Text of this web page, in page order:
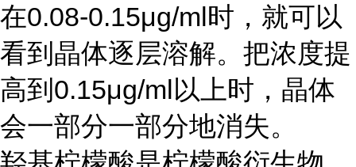
在0.08-0.15μg/ml时，就可以
看到晶体逐层溶解。把浓度提
高到0.15μg/ml以上时，晶体
会一部分一部分地消失。